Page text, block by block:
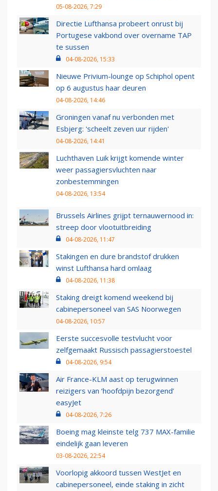
05-08-2026, 7:29
Directie Lufthansa probeert onrust bij
Portugese vakbond over overname TAP
te sussen
04-08-2026, 15:33
Nieuwe Privium-lounge op Schiphol opent
op 6 augustus haar deuren
04-08-2026, 14:46
Groningen vanaf nu verbonden met
Esbjerg: 'scheelt zeven uur rijden'
04-08-2026, 14:41
Luchthaven Luik krijgt komende winter
weer passagiersvluchten naar
zonbestemmingen
04-08-2026, 13:54
Brussels Airlines grijpt ternauwernood in:
streep door vlootuitbreiding
04-08-2026, 11:47
Stakingen en dure brandstof drukken
winst Lufthansa hard omlaag
04-08-2026, 11:38
Staking dreigt komend weekend bij
cabinepersoneel van SAS Noorwegen
04-08-2026, 10:57
Eerste succesvolle testvlucht voor
zelfgemaakt Russisch passagierstoestel
04-08-2026, 9:54
Air France-KLM aast op terugwinnen
reizigers van ‘hoofdpijn bezorgend’
easyJet
04-08-2026, 7:26
Boeing mag kleinste telg 737 MAX-familie
eindelijk gaan leveren
03-08-2026, 22:54
Voorlopig akkoord tussen WestJet en
cabinepersoneel, einde staking in zicht